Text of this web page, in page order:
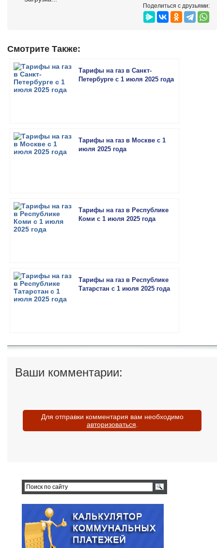
Поделиться с друзьями:
Смотрите Также:
Тарифы на газ в Санкт-
Петербурге с 1 июля 2025 года
Тарифы на газ в Москве с 1
июля 2025 года
Тарифы на газ в Республике
Коми с 1 июля 2025 года
Тарифы на газ в Республике
Татарстан с 1 июля 2025 года
Ваши комментарии:
Для отправки комментария вам необходимо
авторизоваться